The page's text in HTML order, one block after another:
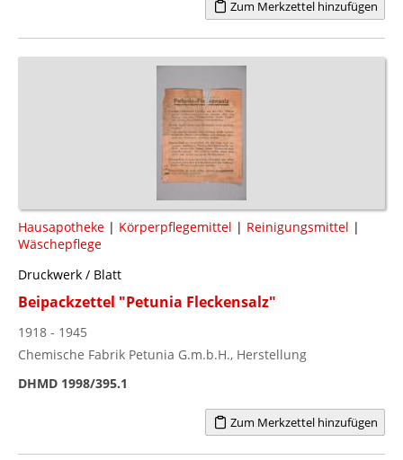
Zum Merkzettel hinzufügen
Hausapotheke | Körperpflegemittel | Reinigungsmittel |
Wäschepflege
Druckwerk / Blatt
Beipackzettel "Petunia Fleckensalz"
1918 - 1945
Chemische Fabrik Petunia G.m.b.H., Herstellung
DHMD 1998/395.1
Zum Merkzettel hinzufügen